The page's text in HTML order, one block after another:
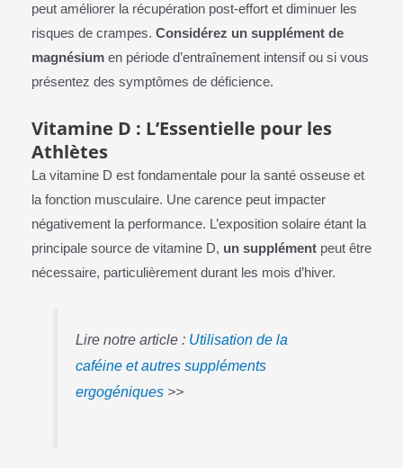
peut améliorer la récupération post-effort et diminuer les
risques de crampes. Considérez un supplément de
magnésiumen période d’entraînement intensif ou si vous
présentez des symptômes de déficience.
Vitamine D : L’Essentielle pour les
Athlètes
La vitamine D est fondamentale pour la santé osseuse et
la fonction musculaire. Une carence peut impacter
négativement la performance. L’exposition solaire étant la
principale source de vitamine D, un supplémentpeut être
nécessaire, particulièrement durant les mois d’hiver.
Lire notre article : Utilisation de la
caféine et autres suppléments
ergogéniques>>